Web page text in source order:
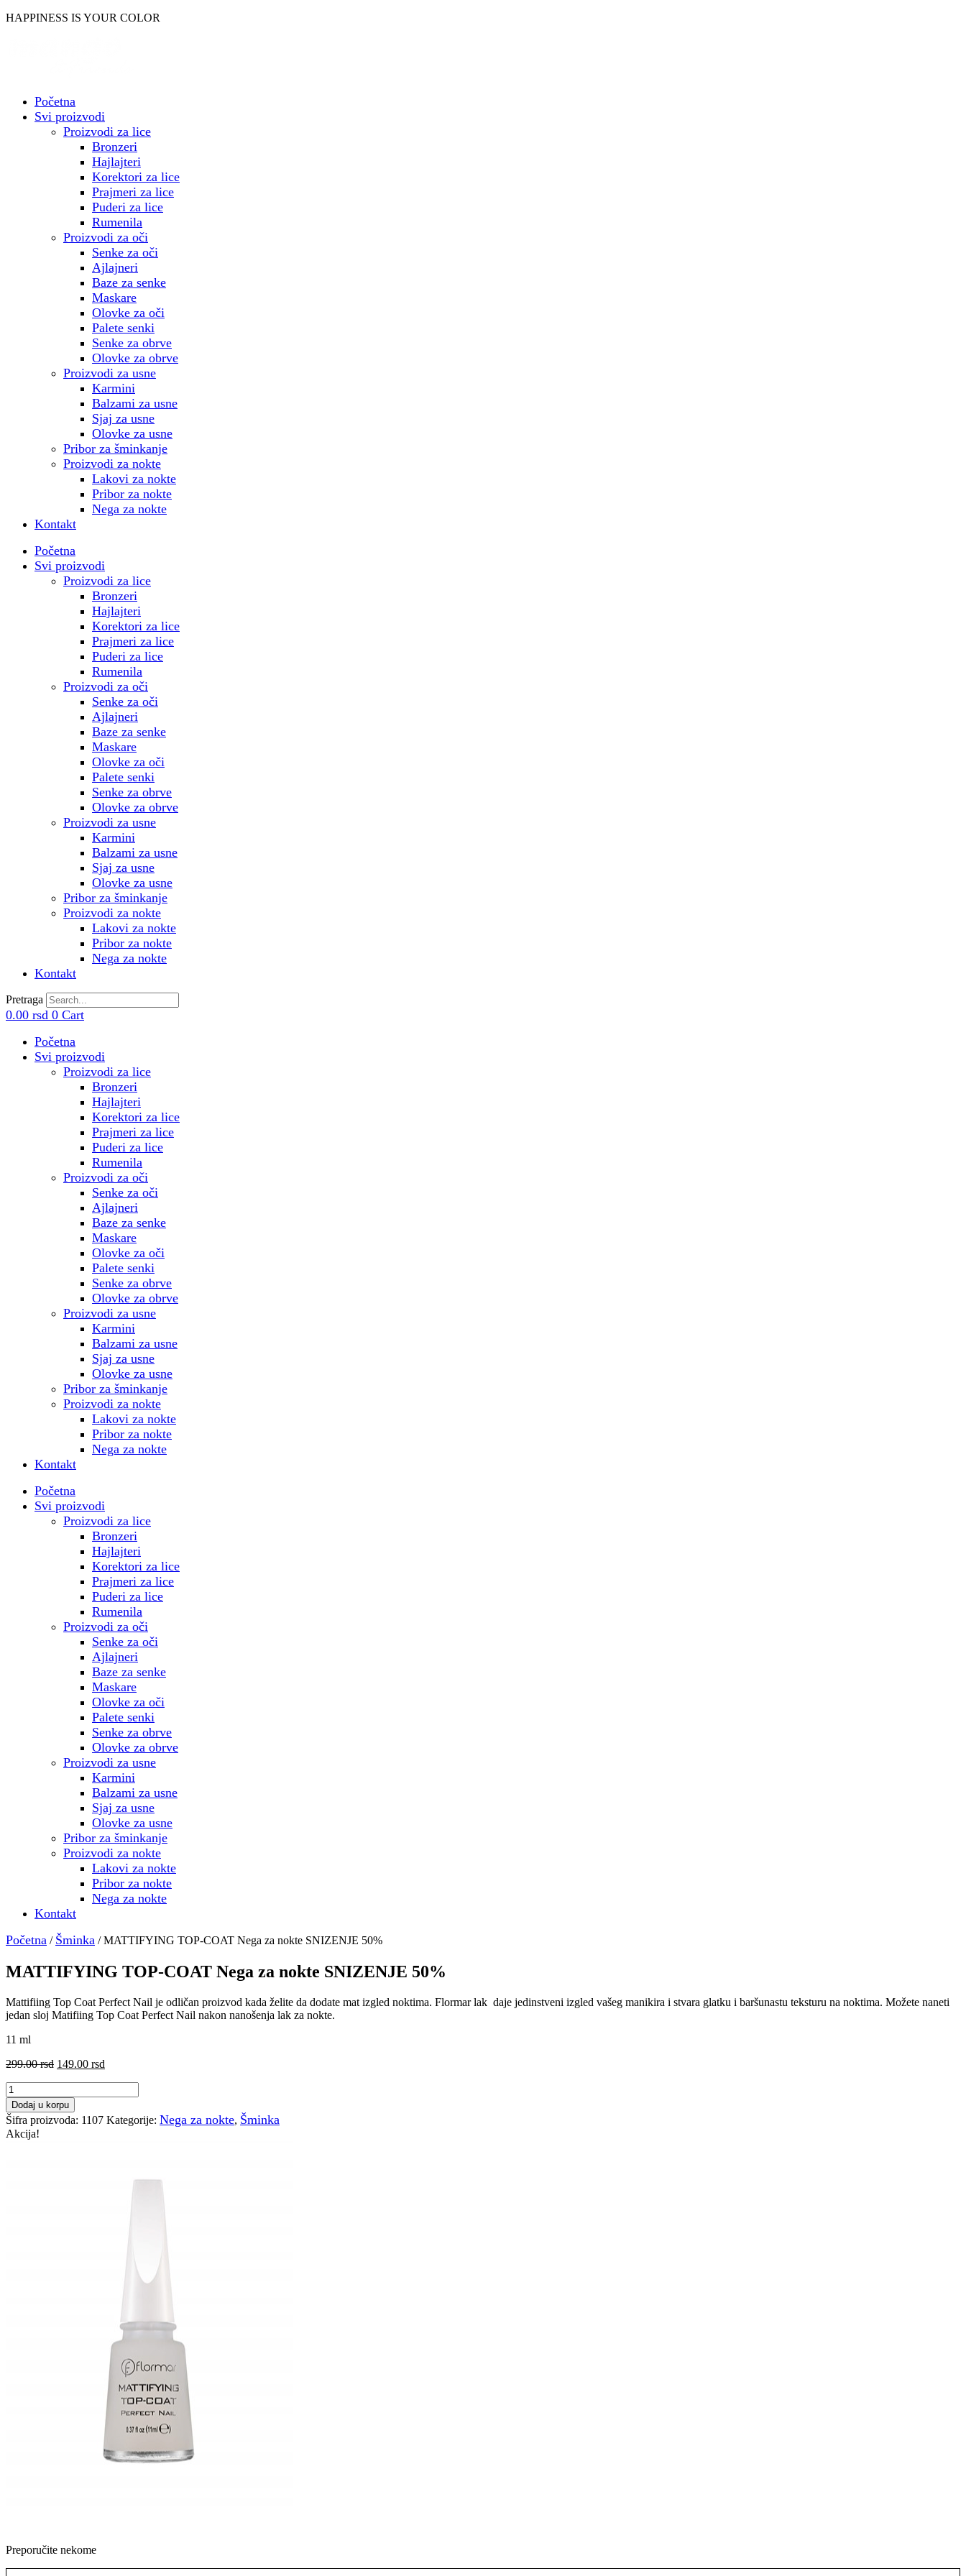
Skočite
HAPPINESS IS YOUR COLOR
Početna
Svi proizvodi
Proizvodi za lice
Bronzeri
Hajlajteri
Korektori za lice
Prajmeri za lice
Puderi za lice
Rumenila
Proizvodi za oči
Senke za oči
Ajlajneri
Baze za senke
Maskare
Olovke za oči
Palete senki
Senke za obrve
Olovke za obrve
Proizvodi za usne
Karmini
Balzami za usne
Sjaj za usne
Olovke za usne
Pribor za šminkanje
Proizvodi za nokte
Lakovi za nokte
Pribor za nokte
Nega za nokte
Kontakt
Početna
Svi proizvodi
Proizvodi za lice
Bronzeri
Hajlajteri
Korektori za lice
Prajmeri za lice
Puderi za lice
Rumenila
Proizvodi za oči
Senke za oči
Ajlajneri
Baze za senke
Maskare
Olovke za oči
Palete senki
Senke za obrve
Olovke za obrve
Proizvodi za usne
Karmini
Balzami za usne
Sjaj za usne
Olovke za usne
Pribor za šminkanje
Proizvodi za nokte
Lakovi za nokte
Pribor za nokte
Nega za nokte
Kontakt
Pretraga
0.00 rsd 0 Cart
Početna
Svi proizvodi
Proizvodi za lice
Bronzeri
Hajlajteri
Korektori za lice
Prajmeri za lice
Puderi za lice
Rumenila
Proizvodi za oči
Senke za oči
Ajlajneri
Baze za senke
Maskare
Olovke za oči
Palete senki
Senke za obrve
Olovke za obrve
Proizvodi za usne
Karmini
Balzami za usne
Sjaj za usne
Olovke za usne
Pribor za šminkanje
Proizvodi za nokte
Lakovi za nokte
Pribor za nokte
Nega za nokte
Kontakt
Početna
Svi proizvodi
Proizvodi za lice
Bronzeri
Hajlajteri
Korektori za lice
Prajmeri za lice
Puderi za lice
Rumenila
Proizvodi za oči
Senke za oči
Ajlajneri
Baze za senke
Maskare
Olovke za oči
Palete senki
Senke za obrve
Olovke za obrve
Proizvodi za usne
Karmini
Balzami za usne
Sjaj za usne
Olovke za usne
Pribor za šminkanje
Proizvodi za nokte
Lakovi za nokte
Pribor za nokte
Nega za nokte
Kontakt
Početna / Šminka / MATTIFYING TOP-COAT Nega za nokte SNIZENJE 50%
MATTIFYING TOP-COAT Nega za nokte SNIZENJE 50%
Mattifiing Top Coat Perfect Nail je odličan proizvod kada želite da dodate mat izgled noktima. Flormar lak daje jedinstveni izgled vašeg manikira i stvara glatku i baršunastu teksturu na noktima. Možete naneti
jedan sloj Matifiing Top Coat Perfect Nail nakon nanošenja lak za nokte.
11 ml
299.00rsd Originalna
bila:
299.00 rsd.
149.00 rsd
MATTIFYING
TOP-
COAT
Nega
za
Dodaj u korpu
Šifra proizvoda: 1107 Kategorije: Nega za nokte, Šminka
Akcija!
Preporučite nekome